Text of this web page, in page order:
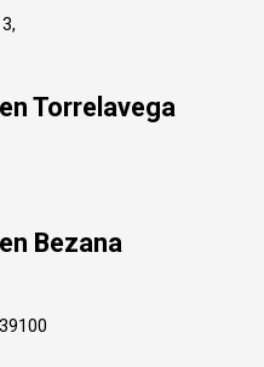
Torrelavega
Bezana